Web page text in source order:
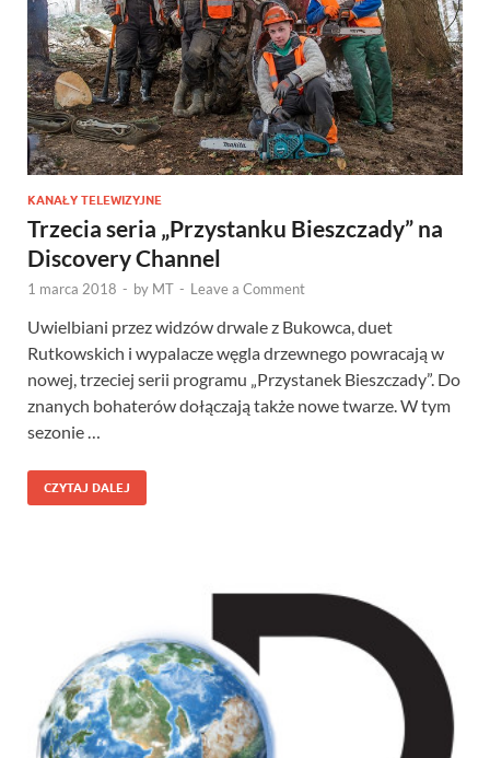
KANAŁY TELEWIZYJNE
Trzecia seria „Przystanku Bieszczady” na
Discovery Channel
1 marca 2018 - by MT - Leave a Comment
Uwielbiani przez widzów drwale z Bukowca, duet
Rutkowskich i wypalacze węgla drzewnego powracają w
nowej, trzeciej serii programu „Przystanek Bieszczady”. Do
znanych bohaterów dołączają także nowe twarze. W tym
sezonie …
CZYTAJ DALEJ